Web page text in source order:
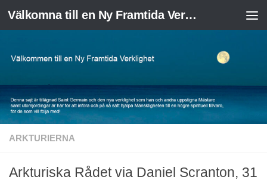
Skip to content Välkomna till en Ny Framtida Verklighet
ARKTURIERNA
Arkturiska Rådet via Daniel Scranton, 31